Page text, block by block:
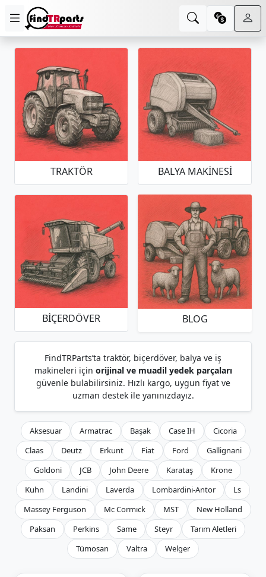
TRAKTÖR BALYA MAKINESI
BIÇERDÖVER BLOG
FindTRParts’ta traktör, biçerdöver, balya ve iş
makineleri için orijinal ve muadil yedek parçaları
güvenle bulabilirsiniz. Hızlı kargo, uygun fiyat ve
uzman destek ile yanınızdayız.
Aksesuar Armatrac Başak Case IH
Cicoria
Claas
Deutz Erkunt Fiat Ford
Gallignani
Goldoni
JCB John Deere Karataş
Krone
Kuhn
Landini Laverda Lombardini-Antor
Ls
Massey Ferguson
Mc Cormıck MST
New Holland
Paksan
Perkins Same Steyr
Tarım Aletleri
Tümosan
Valtra Welger